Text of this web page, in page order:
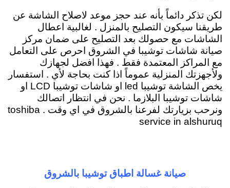
لكن تذكر دائماً بأنه عند حجز موعد لاصلاح الشاشة عن
طريقنا سيكون التصليح بالمنزل . لغالبية اعطال
الشاشات مع حصولك بعد التصليح على ضمان مركز
صيانة شاشات توشيبا في الشروق احرص على التعامل
مع المراكز المعتمدة فقط . فهذا افضل لجهازك
ولأجهزتك المنزلية عموماً اذا كنت بحاجة لأي . استفسار
يخص الشاشة توشيبا led او شاشات توشيبا LCD او
شاشات توشيبا البلازما . نحن في انتظار اتصالك
ونرحب بزيارتك لفرعنا بالشروق في اي وقت . toshiba
service in alshuruq
صيانة غسالة اطباق توشيبا بالشروق